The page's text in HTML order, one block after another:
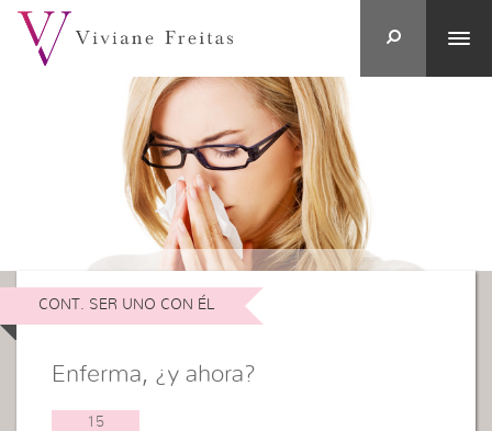
CONT. SER UNO CON ÉL
Enferma, ¿y ahora?
15